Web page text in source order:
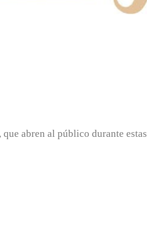
abren al público durante estas